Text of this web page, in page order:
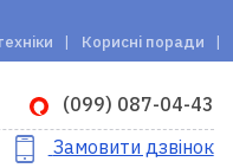
Корисні поради
(099) 087-04-43
Замовити дзвінок